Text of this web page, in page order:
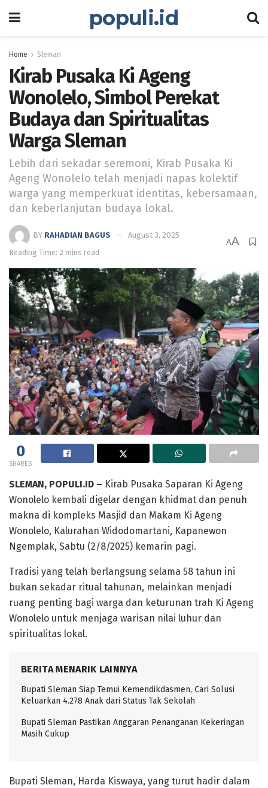
populi.id
Home Sleman
Kirab Pusaka Ki Ageng
Wonolelo, Simbol Perekat
Budaya dan Spiritualitas
Warga Sleman
Lebih dari sekadar seremoni, Kirab Pusaka Ki
Ageng Wonolelo telah menjadi napas kolektif
warga yang memperkuat identitas, kebersamaan,
dan keberlanjutan budaya lokal.
BY RAHADIAN BAGUS
August 3, 2025
Reading Time: 2 mins read
AA
0
SHARES
SLEMAN, POPULI.ID – Kirab Pusaka Saparan Ki Ageng
Wonolelo kembali digelar dengan khidmat dan penuh
makna di kompleks Masjid dan Makam Ki Ageng
Wonolelo, Kalurahan Widodomartani, Kapanewon
Ngemplak, Sabtu (2/8/2025) kemarin pagi.
Tradisi yang telah berlangsung selama 58 tahun ini
bukan sekadar ritual tahunan, melainkan menjadi
ruang penting bagi warga dan keturunan trah Ki Ageng
Wonolelo untuk menjaga warisan nilai luhur dan
spiritualitas lokal.
BERITA MENARIK LAINNYA
Bupati Sleman Siap Temui Kemendikdasmen, Cari Solusi
Keluarkan 4.278 Anak dari Status Tak Sekolah
Bupati Sleman Pastikan Anggaran Penanganan Kekeringan
Masih Cukup
Bupati Sleman, Harda Kiswaya, yang turut hadir dalam